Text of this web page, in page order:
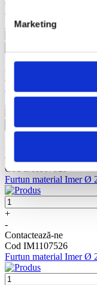
Marketing
Contactează-ne
Cod IM1107520
Bureti Imer Ø 50 mm
-
Contactează-ne
Cod IM1107521
Bureti Imer Ø 60 mm
-
Contactează-ne
Cod IM1107525
Furtun material Imer Ø
+
-
Contactează-ne
Cod IM1107526
Furtun material Imer Ø